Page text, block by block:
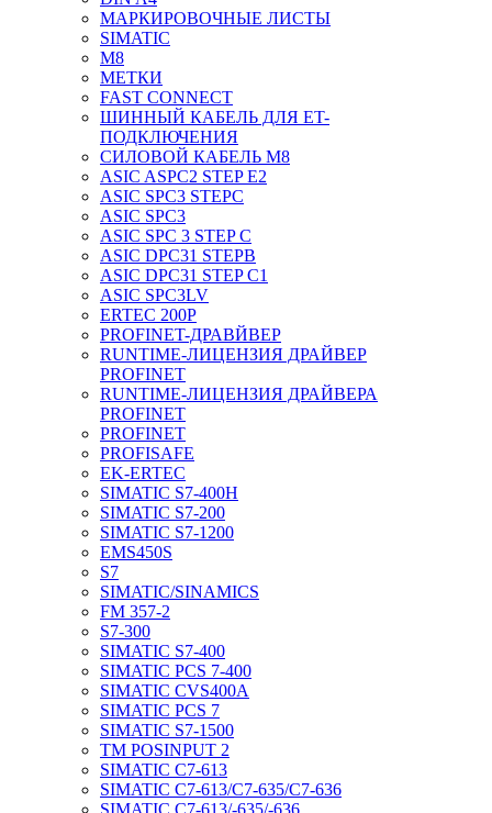
МАРКИРОВОЧНЫЕ ЛИСТЫ
SIMATIC
M8
МЕТКИ
FAST CONNECT
ШИННЫЙ КАБЕЛЬ ДЛЯ ET-
ПОДКЛЮЧЕНИЯ
СИЛОВОЙ КАБЕЛЬ M8
ASIC ASPC2 STEP E2
ASIC SPC3 STEPC
ASIC SPC3
ASIC SPC 3 STEP C
ASIC DPC31 STEPB
ASIC DPC31 STEP C1
ASIC SPC3LV
ERTEC 200P
PROFINET-ДРАВЙВЕР
RUNTIME-ЛИЦЕНЗИЯ ДРАЙВЕР
PROFINET
RUNTIME-ЛИЦЕНЗИЯ ДРАЙВЕРА
PROFINET
PROFINET
PROFISAFE
EK-ERTEC
SIMATIC S7-400H
SIMATIC S7-200
SIMATIC S7-1200
EMS450S
S7
SIMATIC/SINAMICS
FM 357-2
S7-300
SIMATIC S7-400
SIMATIC PCS 7-400
SIMATIC CVS400A
SIMATIC PCS 7
SIMATIC S7-1500
TM POSINPUT 2
SIMATIC C7-613
SIMATIC C7-613/C7-635/C7-636
SIMATIC C7-613/-635/-636